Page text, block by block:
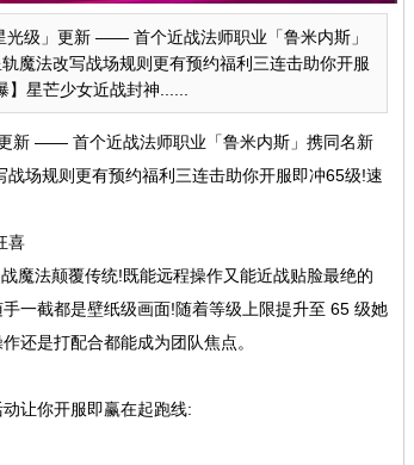
级」更新 —— 首个近战法师职业「鲁米内斯」
魔法改写战场规则更有预约福利三连击助你开服
星芒少女近战封神......
新 —— 首个近战法师职业「鲁米内斯」携同名新
场规则更有预约福利三连击助你开服即冲65级!速
喜
魔法颠覆传统!既能远程操作又能近战贴脸最绝的
一截都是壁纸级画面!随着等级上限提升至 65 级她
还是打配合都能成为团队焦点。
让你开服即赢在起跑线: